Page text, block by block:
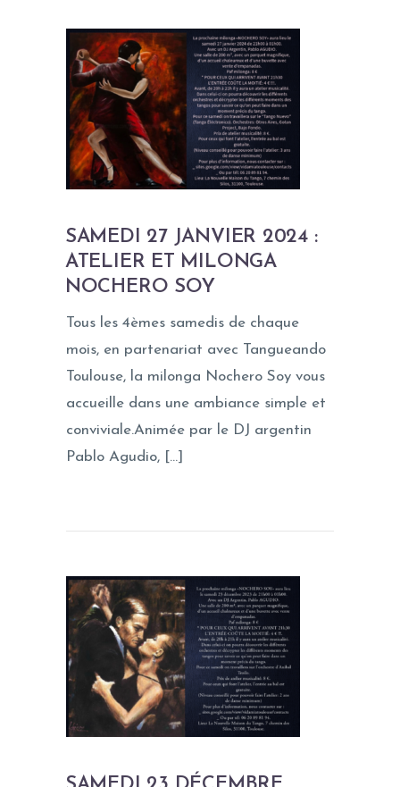
SAMEDI 27 JANVIER 2024 :
ATELIER ET MILONGA
NOCHERO SOY
Tous les 4èmes samedis de chaque
mois, en partenariat avec Tangueando
Toulouse, la milonga Nochero Soy vous
accueille dans une ambiance simple et
conviviale.Animée par le DJ argentin
Pablo Agudio, […]